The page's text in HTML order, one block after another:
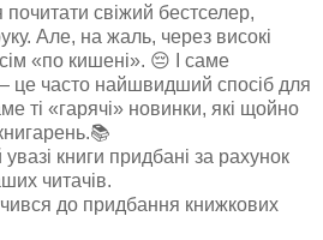
свіжий бестселер,
Але, на жаль, через високі
«по кишені». 😔
І саме
це часто найшвидший спосіб для
ті «гарячі» новинки, які щойно
книги придбані за рахунок
читачів.
до придбання книжкових